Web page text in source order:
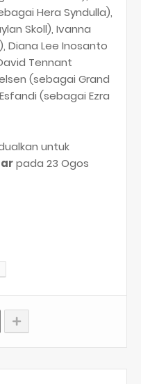
Hera Syndulla),
Skoll), Ivanna
Diana Lee Inosanto
Tennant
(sebagai Grand
(sebagai Ezra
untuk
pada 23 Ogos